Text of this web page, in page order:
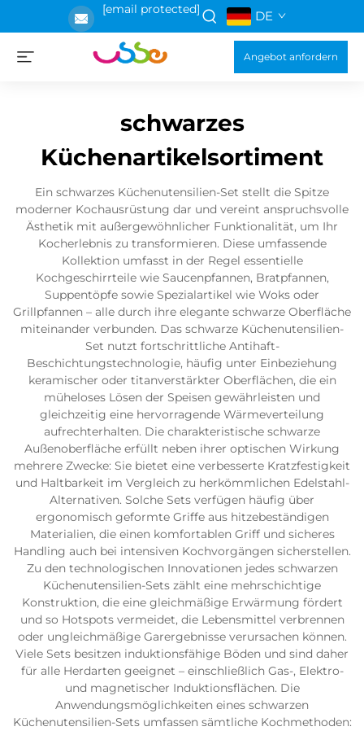
[email protected] DE
Angebot anfordern
schwarzes
Küchenartikelsortiment
Ein schwarzes Küchenutensilien-Set stellt die Spitze
moderner Kochausrüstung dar und vereint anspruchsvolle
Ästhetik mit außergewöhnlicher Funktionalität, um Ihr
Kocherlebnis zu transformieren. Diese umfassende
Kollektion umfasst in der Regel essentielle
Kochgeschirrteile wie Saucenpfannen, Bratpfannen,
Suppentöpfe sowie Spezialartikel wie Woks oder
Grillpfannen – alle durch ihre elegante schwarze Oberfläche
miteinander verbunden. Das schwarze Küchenutensilien-
Set nutzt fortschrittliche Antihaft-
Beschichtungstechnologie, häufig unter Einbeziehung
keramischer oder titanverstärkter Oberflächen, die ein
müheloses Lösen der Speisen gewährleisten und
gleichzeitig eine hervorragende Wärmeverteilung
aufrechterhalten. Die charakteristische schwarze
Außenoberfläche erfüllt neben ihrer optischen Wirkung
mehrere Zwecke: Sie bietet eine verbesserte Kratzfestigkeit
und Haltbarkeit im Vergleich zu herkömmlichen Edelstahl-
Alternativen. Solche Sets verfügen häufig über
ergonomisch geformte Griffe aus hitzebeständigen
Materialien, die einen komfortablen Griff und sicheres
Handling auch bei intensiven Kochvorgängen sicherstellen.
Zu den technologischen Innovationen jedes schwarzen
Küchenutensilien-Sets zählt eine mehrschichtige
Konstruktion, die eine gleichmäßige Erwärmung fördert
und so Hotspots vermeidet, die Lebensmittel verbrennen
oder ungleichmäßige Garergebnisse verursachen können.
Viele Sets besitzen induktionsfähige Böden und sind daher
für alle Herdarten geeignet – einschließlich Gas-, Elektro-
und magnetischer Induktionsflächen. Die
Anwendungsmöglichkeiten eines schwarzen
Küchenutensilien-Sets umfassen sämtliche Kochmethoden: